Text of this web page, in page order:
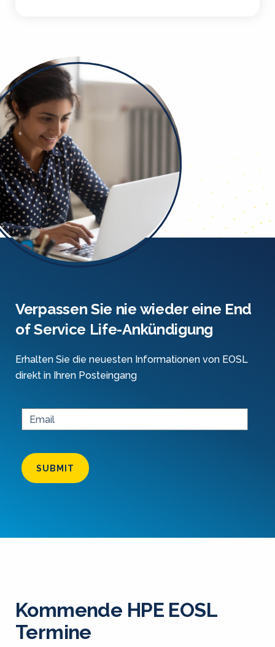
Verpassen Sie nie wieder eine End
of Service Life-Ankündigung
Erhalten Sie die neuesten Informationen von EOSL
direkt in Ihren Posteingang
SUBMIT
Kommende HPE EOSL
Termine